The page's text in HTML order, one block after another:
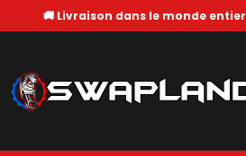
🚚 Livraison dans le monde entier